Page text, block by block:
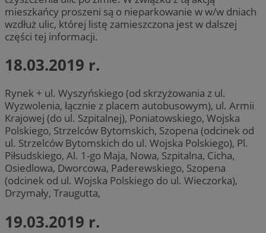
mieszkańcy proszeni są o nieparkowanie w w/w dniach
wzdłuż ulic, której listę zamieszczona jest w dalszej
części tej informacji.
18.03.2019 r.
Rynek + ul. Wyszyńskiego (od skrzyżowania z ul.
Wyzwolenia, łącznie z placem autobusowym), ul. Armii
Krajowej (do ul. Szpitalnej), Poniatowskiego, Wojska
Polskiego, Strzelców Bytomskich, Szopena (odcinek od
ul. Strzelców Bytomskich do ul. Wojska Polskiego), Pl.
Piłsudskiego, Al. 1-go Maja, Nowa, Szpitalna, Cicha,
Osiedlowa, Dworcowa, Paderewskiego, Szopena
(odcinek od ul. Wojska Polskiego do ul. Wieczorka),
Drzymały, Traugutta,
19.03.2019 r.